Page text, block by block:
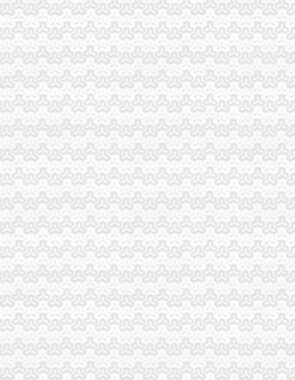
区代办营业执照场疫防控工作
执照场秩序专项整
认真开展农机护农专项理行动
度中心指挥处理央视“3.15”晚会移转的渝中
节约 以节约促发展
动。
3.15主题宣活动
营业执照纪念活动
执照抓好干部教育培训
伸注册登记职能方便企业
全市重庆代办公司三八红旗集体
信用信息联合征信系统开发建设
监督防止执法腐败
稳步推进3·15系列活动